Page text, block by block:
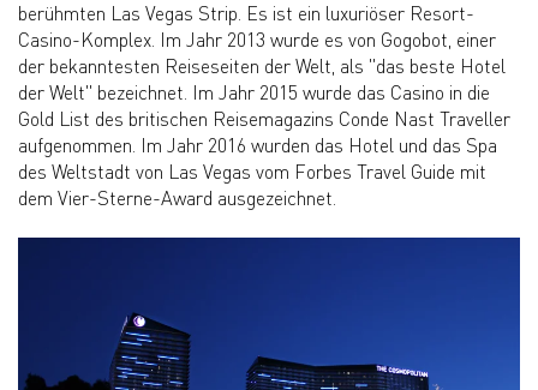
berühmten Las Vegas Strip. Es ist ein luxuriöser Resort-
Casino-Komplex. Im Jahr 2013 wurde es von Gogobot, einer
der bekanntesten Reiseseiten der Welt, als "das beste Hotel
der Welt" bezeichnet. Im Jahr 2015 wurde das Casino in die
Gold List des britischen Reisemagazins Conde Nast Traveller
aufgenommen. Im Jahr 2016 wurden das Hotel und das Spa
des Weltstadt von Las Vegas vom Forbes Travel Guide mit
dem Vier-Sterne-Award ausgezeichnet.